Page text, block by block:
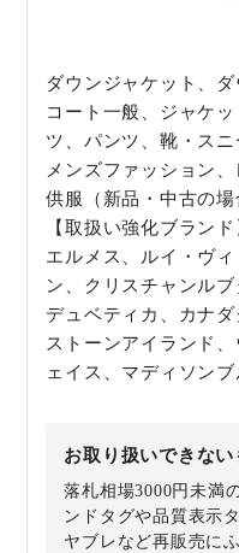
ダウンジャケット、
コート一般、ジャケ
ツ、パンツ、靴・スニ
メンズファッション
供服（新品・中古の場
【取扱い強化ブラン
エルメス、ルイ・ヴ
ン、クリスチャンル
デュベティカ、カナダ
ストーンアイランド
ェイス、マディソンブ
お取り扱いできない
落札相場3000円未満
ンドタグや品質表示
ヤブレなど再販売に